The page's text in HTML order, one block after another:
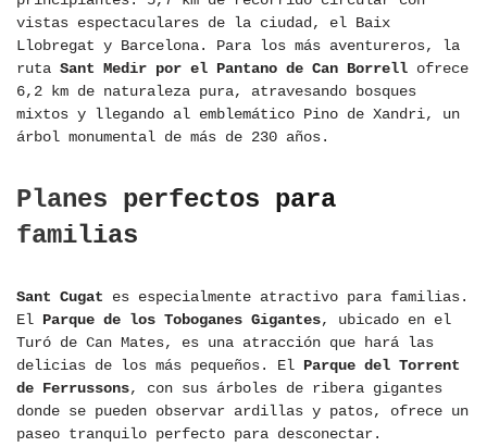
vistas espectaculares de la ciudad, el Baix
Llobregat y Barcelona. Para los más aventureros, la
ruta Sant Medir por el Pantano de Can Borrell ofrece
6,2 km de naturaleza pura, atravesando bosques
mixtos y llegando al emblemático Pino de Xandri, un
árbol monumental de más de 230 años.
Planes perfectos para
familias
Sant Cugat es especialmente atractivo para familias.
El Parque de los Toboganes Gigantes, ubicado en el
Turó de Can Mates, es una atracción que hará las
delicias de los más pequeños. El Parque del Torrent
de Ferrussons, con sus árboles de ribera gigantes
donde se pueden observar ardillas y patos, ofrece un
paseo tranquilo perfecto para desconectar.